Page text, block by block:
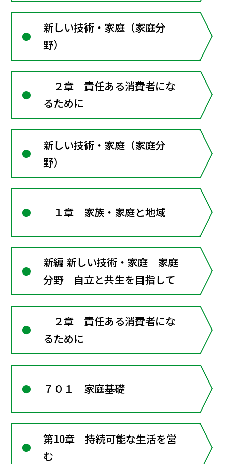
新しい技術・家庭（家庭分
野）
２章 責任ある消費者にな
るために
新しい技術・家庭（家庭分
野）
１章 家族・家庭と地域
新編 新しい技術・家庭 家庭
分野 自立と共生を目指して
２章 責任ある消費者にな
るために
７０１ 家庭基礎
第10章 持続可能な生活を営
む